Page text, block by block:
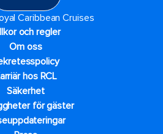
Caribbean Cruises
och regler
Om oss
hos RCL
Säkerhet
för gäster